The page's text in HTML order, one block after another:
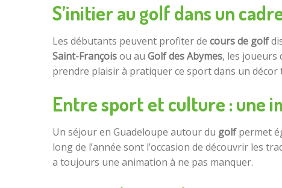
S’initier au golf dans un
Les débutants peuvent profiter de cours de golf
Saint-Françoisou au Golf des Abymes, les joueurs
prendre plaisir à pratiquer ce sport dans un décor
Entre sport et culture : une
Un séjour en Guadeloupe autour du golfpermet
long de l’année sont l’occasion de découvrir les
a toujours une animation à ne pas manquer.